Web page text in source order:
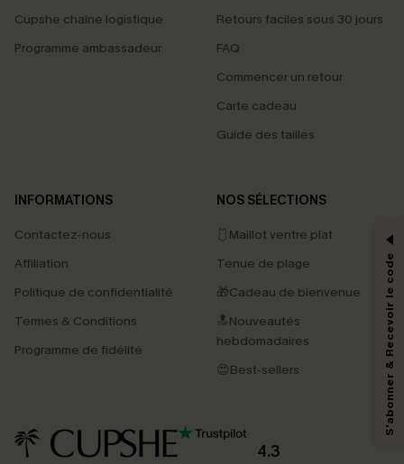
Cupshe chaîne logistique
Programme ambassadeur
Retours faciles sous 30 jours
FAQ
Commencer un retour
Carte cadeau
Guide des tailles
INFORMATIONS
Contactez-nous
Affiliation
Politique de confidentialité
Termes & Conditions
Programme de fidélité
NOS SÉLECTIONS
🩱Maillot ventre plat
Tenue de plage
🎁Cadeau de bienvenue
🔝Nouveautés
hebdomadaires
😍Best-sellers
4.3
PROFITEZ DE -15%
-15% dès 2 Achetés par E-mail
*Un code par commande, valable une seule fois.
En soumettant votre adresse e-mail, vous acceptez de recevoir des e-mails
marketing (y compris du contenu généré par l'IA) de Cupshe et
reconnaissez avoir pris connaissance de nos
pouvons utiliser les données collectées sur notre site ainsi que des
produits susceptibles de vous intéresser, conformément à notre
Politique de
confidentialité
. Vous pouvez vous désabonner à tout moment.
S'abonner & Recevoir le code